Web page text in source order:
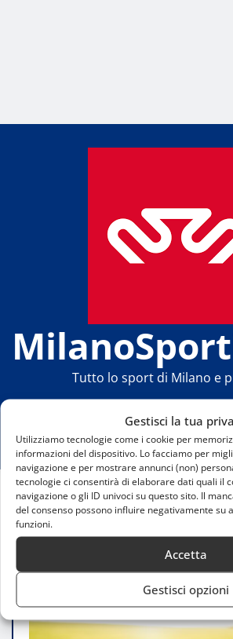
Gestisci la tua
Utilizziamo tecnologie come i cookie per
informazioni del dispositivo. Lo facciamo per
navigazione e per mostrare annunci (non)
tecnologie ci consentirà di elaborare dati quali il
navigazione o gli ID univoci su questo sito. Il
del consenso possono influire negativamente su
funzioni.
Accetta
Gestisci opzioni
Tutto lo sport di Milano e
Home
Austrian Alpine Open 2025: Il
golf europeo a Gut Altentann